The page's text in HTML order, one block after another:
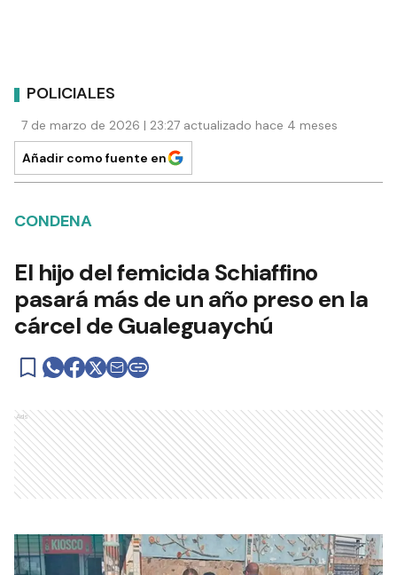
POLICIALES
7 de marzo de 2026 | 23:27 actualizado hace 4 meses
Añadir como fuente en
CONDENA
El hijo del femicida Schiaffino
pasará más de un año preso en la
cárcel de Gualeguaychú
Ads